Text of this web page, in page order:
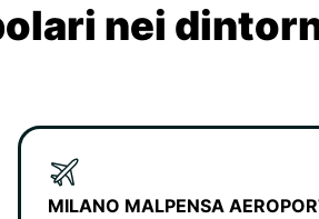
nei
MILANO MALPENSA